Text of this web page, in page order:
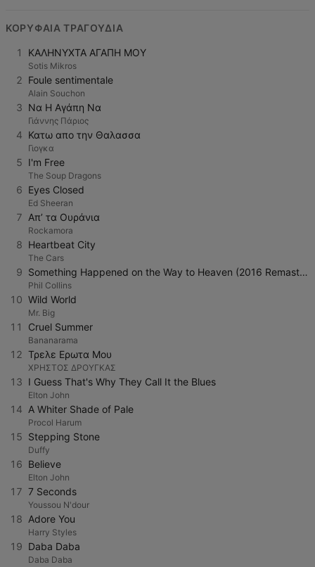
ΚΟΡΥΦΑΊΑ ΤΡΑΓΟΎΔΙΑ
1 ΚΑΛΗΝΥΧΤΑ ΑΓΑΠΗ ΜΟΥ
Sotis Mikros
2 Foule sentimentale
Alain Souchon
3 Να Η Αγάπη Να
Γιάννης Πάριος
4 Κατω απο την Θαλασσα
Γιογκα
5 I'm Free
The Soup Dragons
6 Eyes Closed
Ed Sheeran
7 Απ’ τα Ουράνια
Rockamora
8 Heartbeat City
The Cars
9 Something Happened on the Way to Heaven (2016 Remastered)
Phil Collins
10 Wild World
Mr. Big
11 Cruel Summer
Bananarama
12 Τρελε Ερωτα Μου
ΧΡΗΣΤΟΣ ΔΡΟΥΓΚΑΣ
13 I Guess That's Why They Call It the Blues
Elton John
14 A Whiter Shade of Pale
Procol Harum
15 Stepping Stone
Duffy
16 Believe
Elton John
17 7 Seconds
Youssou N'dour
18 Adore You
Harry Styles
19 Daba Daba
Daba Daba